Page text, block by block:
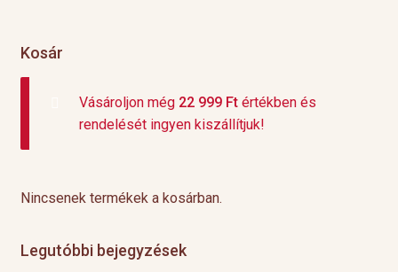
Kosár
Vásároljon még 22 999 Ftértékben és
rendelését ingyen kiszállítjuk!
Nincsenek termékek a kosárban.
Legutóbbi bejegyzések